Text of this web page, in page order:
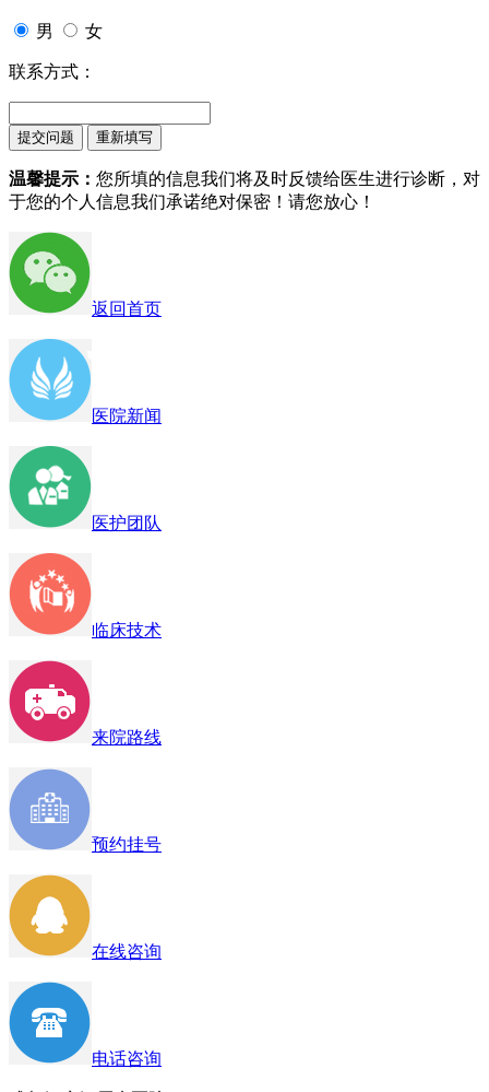
男 女
联系方式：
温馨提示： 您所填的信息我们将及时反馈给医生进行诊断，对
于您的个人信息我们承诺绝对保密！请您放心！
返回首页
医院新闻
医护团队
临床技术
来院路线
预约挂号
在线咨询
电话咨询